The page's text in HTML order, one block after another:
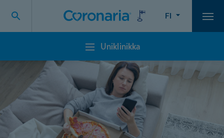
FI
Uniklinikka